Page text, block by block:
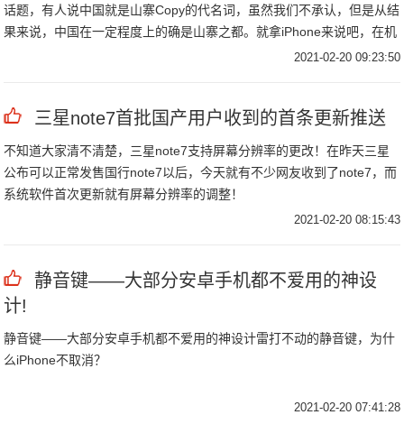
话题，有人说中国就是山寨Copy的代名词，虽然我们不承认，但是从结
果来说，中国在一定程度上的确是山寨之都。就拿iPhone来说吧，在机
型匮乏，价格高昂的早期，iPhone养活了一大批国内的山寨厂商。
2021-02-20 09:23:50
三星note7首批国产用户收到的首条更新推送
不知道大家清不清楚，三星note7支持屏幕分辨率的更改！在昨天三星
公布可以正常发售国行note7以后，今天就有不少网友收到了note7，而
系统软件首次更新就有屏幕分辨率的调整！
2021-02-20 08:15:43
静音键——大部分安卓手机都不爱用的神设
计!
静音键——大部分安卓手机都不爱用的神设计雷打不动的静音键，为什
么iPhone不取消？
2021-02-20 07:41:28